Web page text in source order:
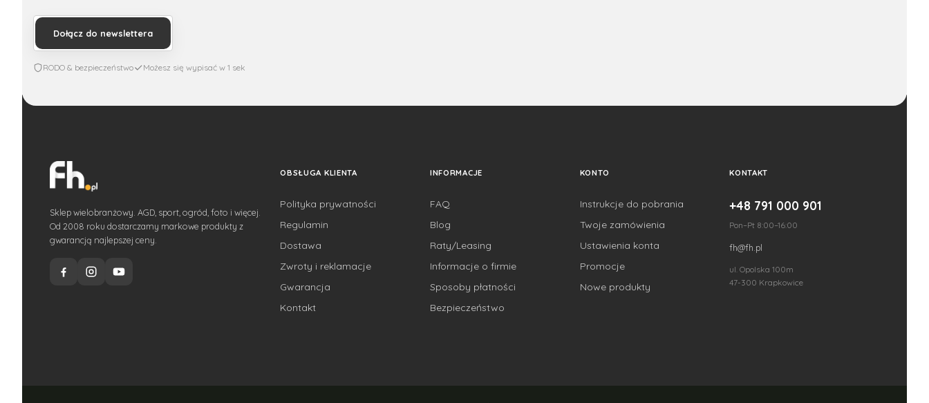
Dołącz do newslettera
RODO & bezpieczeństwo Możesz się wypisać w 1 sek
Sklep wielobranżowy. AGD, sport, ogród, foto i więcej.
Od 2008 roku dostarczamy markowe produkty z
gwarancją najlepszej ceny.
OBSŁUGA KLIENTA
Polityka prywatności
Regulamin
Dostawa
Zwroty i reklamacje
Gwarancja
Kontakt
INFORMACJE
FAQ
Blog
Raty/Leasing
Informacje o firmie
Sposoby płatności
Bezpieczeństwo
KONTO
Instrukcje do pobrania
Twoje zamówienia
Ustawienia konta
Promocje
Nowe produkty
KONTAKT
+48 791 000 901
Pon–Pt 8:00–16:00
fh@fh.pl
ul. Opolska 100m
47-300 Krapkowice